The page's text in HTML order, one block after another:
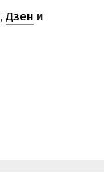
,Дзен и